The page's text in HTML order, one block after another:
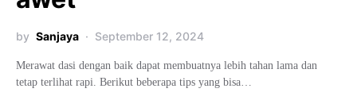
by Sanjaya September 12, 2024
Merawat dasi dengan baik dapat membuatnya lebih tahan lama dan
tetap terlihat rapi. Berikut beberapa tips yang bisa…